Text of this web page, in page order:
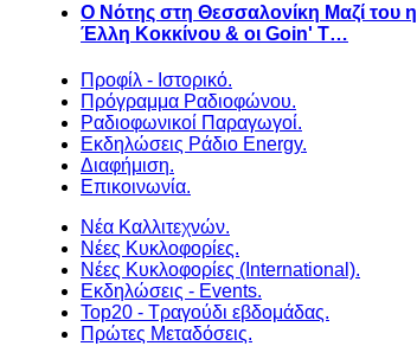
Ο Νότης στη Θεσσαλονίκη Μαζί του η
Έλλη Κοκκίνου & οι Goin' T…
Προφίλ - Ιστορικό.
Πρόγραμμα Ραδιοφώνου.
Ραδιοφωνικοί Παραγωγοί.
Εκδηλώσεις Ράδιο Energy.
Διαφήμιση.
Επικοινωνία.
Νέα Καλλιτεχνών.
Νέες Κυκλοφορίες.
Νέες Κυκλοφορίες (International).
Εκδηλώσεις - Events.
Top20 - Τραγούδι εβδομάδας.
Πρώτες Μεταδόσεις.